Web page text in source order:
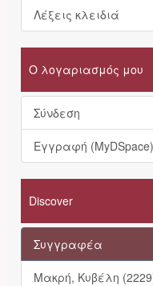
Λέξεις κλειδιά
Ο λογαριασμός μου
Σύνδεση
Εγγραφή (MyDSpace)
Discover
Συγγραφέα
Μακρή, Κυβέλη